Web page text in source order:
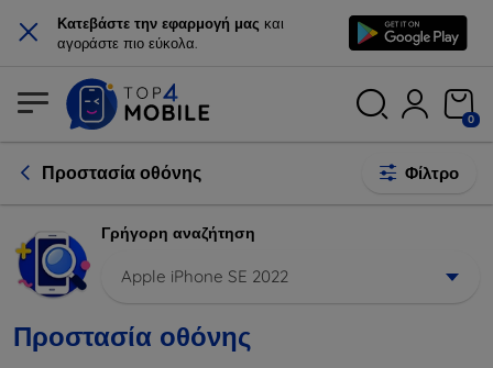
× Κατεβάστε την εφαρμογή μας και
αγοράστε πιο εύκολα.
0
Προστασία οθόνης Φίλτρο
Γρήγορη αναζήτηση
Apple iPhone SE 2022
Προστασία οθόνης